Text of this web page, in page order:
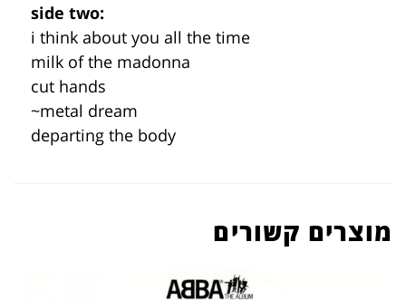
side two:
i think about you all the time
milk of the madonna
cut hands
~metal dream
departing the body
מוצרים קשורים